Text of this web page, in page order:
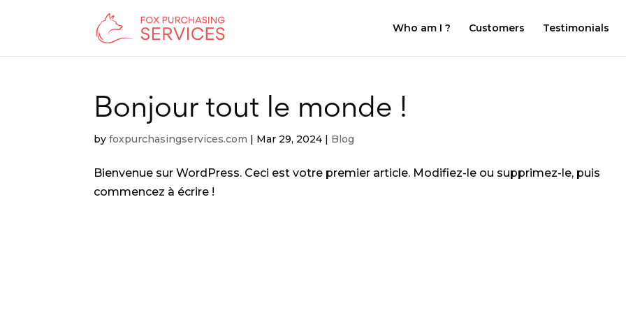
Who am I ? Customers Testimonials
Bonjour tout le monde !
byfoxpurchasingservices.com | Mar 29, 2024 | Blog
Bienvenue sur WordPress. Ceci est votre premier article. Modifiez-le ou supprimez-le, puis
commencez à écrire !